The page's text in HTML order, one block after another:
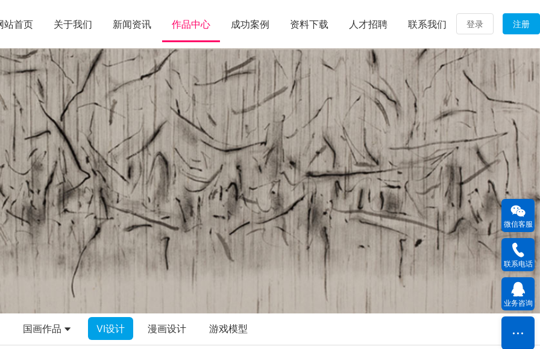
登录 注册
站首页 关于我们 新闻资讯 作品中心 成功案例 资料下载 人才招聘 联系我们
国画作品 VI设计 漫画设计 游戏模型
微信客服
联系电话
业务咨询